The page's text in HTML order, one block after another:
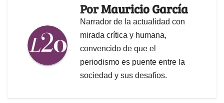
PorMauricio García
Narrador de la actualidad con
mirada crítica y humana,
convencido de que el
periodismo es puente entre la
sociedad y sus desafíos.